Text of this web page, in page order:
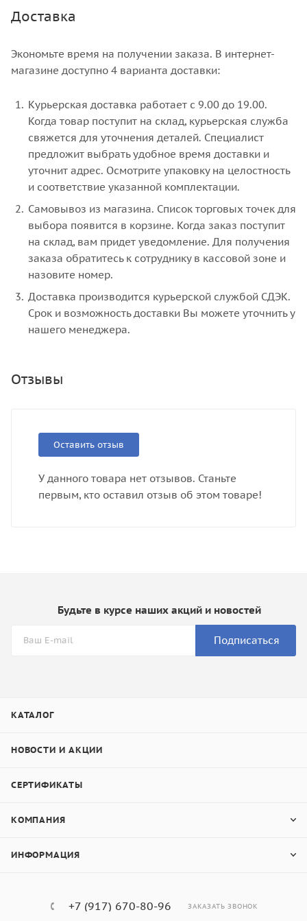
Доставка
Экономьте время на получении заказа. В интернет-
магазине доступно 4 варианта доставки:
Курьерская доставка работает с 9.00 до 19.00.
Когда товар поступит на склад, курьерская служба
свяжется для уточнения деталей. Специалист
предложит выбрать удобное время доставки и
уточнит адрес. Осмотрите упаковку на целостность
и соответствие указанной комплектации.
Самовывоз из магазина. Список торговых точек для
выбора появится в корзине. Когда заказ поступит
на склад, вам придет уведомление. Для получения
заказа обратитесь к сотруднику в кассовой зоне и
назовите номер.
Доставка производится курьерской службой СДЭК.
Срок и возможность доставки Вы можете уточнить у
нашего менеджера.
Отзывы
Оставить отзыв
У данного товара нет отзывов. Станьте
первым, кто оставил отзыв об этом товаре!
Будьте в курсе наших акций и новостей
Подписаться
КАТАЛОГ
НОВОСТИ И АКЦИИ
СЕРТИФИКАТЫ
КОМПАНИЯ
ИНФОРМАЦИЯ
+7 (917) 670-80-96 ЗАКАЗАТЬ ЗВОНОК